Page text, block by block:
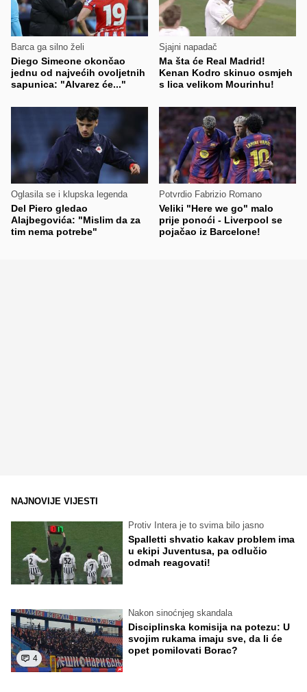
Barca ga silno želi
Diego Simeone okončao
jednu od najvećih ovoljetnih
sapunica: "Alvarez će..."
Sjajni napadač
Ma šta će Real Madrid!
Kenan Kodro skinuo osmjeh
s lica velikom Mourinhu!
Oglasila se i klupska legenda
Del Piero gledao
Alajbegovića: "Mislim da za
tim nema potrebe"
Potvrdio Fabrizio Romano
Veliki "Here we go" malo
prije ponoći - Liverpool se
pojačao iz Barcelone!
NAJNOVIJE VIJESTI
Protiv Intera je to svima bilo jasno
Spalletti shvatio kakav problem ima
u ekipi Juventusa, pa odlučio
odmah reagovati!
4
Nakon sinoćnjeg skandala
Disciplinska komisija na potezu: U
svojim rukama imaju sve, da li će
opet pomilovati Borac?